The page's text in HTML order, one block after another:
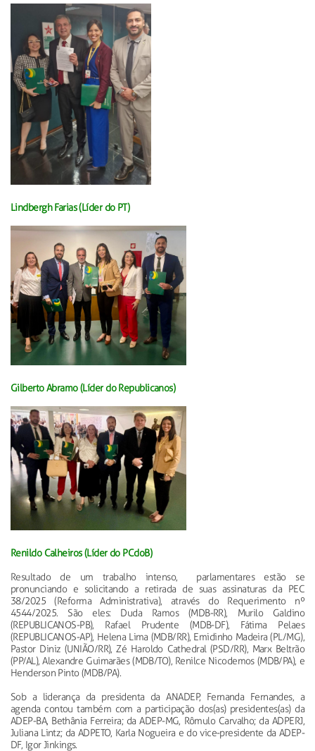
Lindbergh Farias (Líder do PT)
Gilberto Abramo (Líder do Republicanos)
Renildo Calheiros (Líder do PCdoB)
Resultado de um trabalho intenso, parlamentares estão se
pronunciando e solicitando a retirada de suas assinaturas da PEC
38/2025 (Reforma Administrativa), através do Requerimento nº
4544/2025. São eles: Duda Ramos (MDB-RR), Murilo Galdino
(REPUBLICANOS-PB), Rafael Prudente (MDB-DF), Fátima Pelaes
(REPUBLICANOS-AP), Helena Lima (MDB/RR), Emidinho Madeira (PL/MG),
Pastor Diniz (UNIÃO/RR), Zé Haroldo Cathedral (PSD/RR), Marx Beltrão
(PP/AL), Alexandre Guimarães (MDB/TO), Renilce Nicodemos (MDB/PA), e
Henderson Pinto (MDB/PA).
Sob a liderança da presidenta da ANADEP, Fernanda Fernandes, a
agenda contou também com a participação dos(as) presidentes(as) da
ADEP-BA, Bethânia Ferreira; da ADEP-MG, Rômulo Carvalho; da ADPERJ,
Juliana Lintz; da ADPETO, Karla Nogueira e do vice-presidente da ADEP-
DF, Igor Jinkings.